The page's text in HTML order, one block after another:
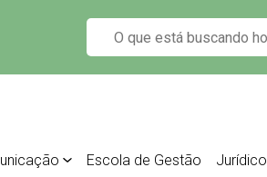
Escola de Gestão Jurídico